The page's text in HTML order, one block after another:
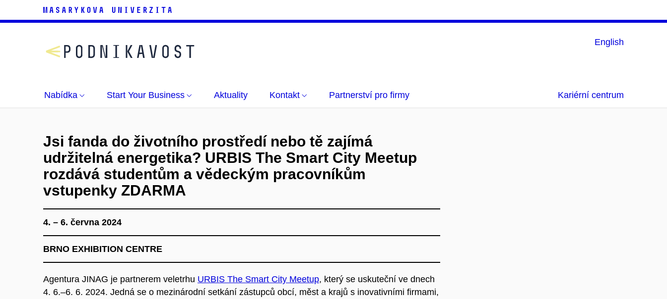
English
Nabídka Start Your Business Aktuality Kontakt Partnerství pro firmy Kariérní centrum
Jsi fanda do životního prostředí nebo tě zajímá
udržitelná energetika? URBIS The Smart City Meetup
rozdává studentům a vědeckým pracovníkům
vstupenky ZDARMA
4. – 6. června 2024
BRNO EXHIBITION CENTRE
Agentura JINAG je partnerem veletrhu URBIS The Smart City Meetup, který se uskuteční ve dnech
4. 6.–6. 6. 2024. Jedná se o mezinárodní setkání zástupců obcí, měst a krajů s inovativními firmami,